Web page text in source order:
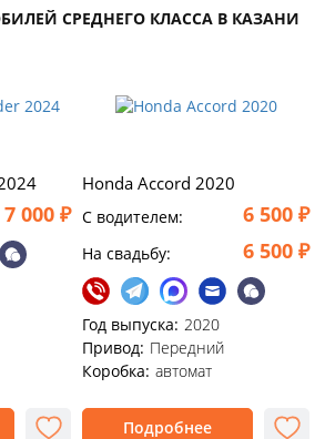
СРЕДНЕГО КЛАССА В КАЗАНИ
7 000 ₽
Honda Accord 2020
C водителем: 6 500 ₽
На свадьбу: 6 500 ₽
Год выпуска: 2020
Привод: Передний
Коробка: автомат
Подробнее